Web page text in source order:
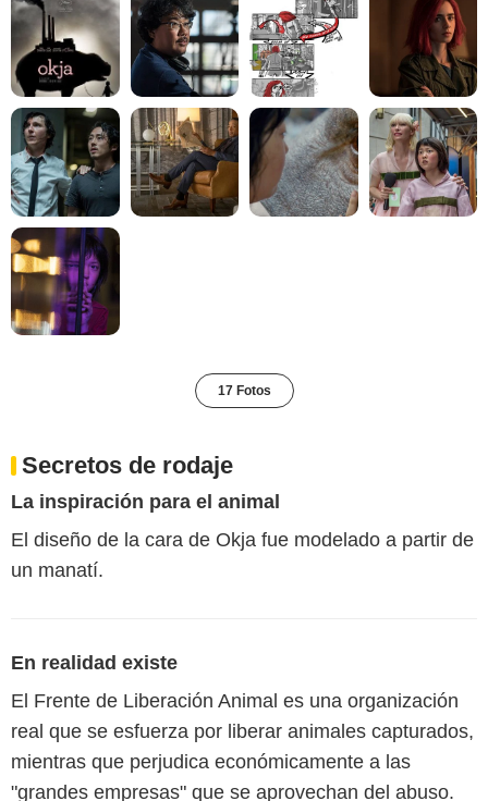
17 Fotos
Secretos de rodaje
La inspiración para el animal
El diseño de la cara de Okja fue modelado a partir de
un manatí.
En realidad existe
El Frente de Liberación Animal es una organización
real que se esfuerza por liberar animales capturados,
mientras que perjudica económicamente a las
"grandes empresas" que se aprovechan del abuso.